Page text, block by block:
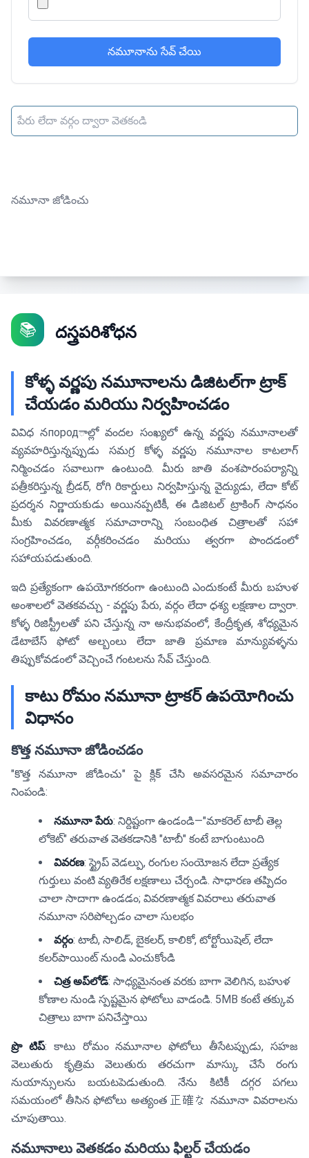
నమూనాను సేవ్ చేయి
నమూనా జోడించు
📚 దస్త్రపరిశోధన
కోళ్ళ వర్ణపు నమూనాలను డిజిటల్‌గా ట్రాక్
చేయడం మరియు నిర్వహించడం
వివిధ నпородాల్లో వందల సంఖ్యలో ఉన్న వర్ణపు నమూనాలతో
వ్యవహరిస్తున్నప్పుడు సమగ్ర కోళ్ళ వర్ణపు నమూనాల కాటలాగ్
నిర్మించడం సవాలుగా ఉంటుంది. మీరు జాతి వంశపారంపర్యాన్ని
పత్రీకరిస్తున్న బ్రీడర్, రోగి రికార్డులు నిర్వహిస్తున్న వైద్యుడు, లేదా కోట్
ప్రదర్శన నిర్ణాయకుడు అయినప్పటికీ, ఈ డిజిటల్ ట్రాకింగ్ సాధనం
మీకు వివరణాత్మక సమాచారాన్ని సంబంధిత చిత్రాలతో సహా
సంగ్రహించడం, వర్గీకరించడం మరియు త్వరగా పొందడంలో
సహాయపడుతుంది.
ఇది ప్రత్యేకంగా ఉపయోగకరంగా ఉంటుంది ఎందుకంటే మీరు బహుళ
అంశాలలో వెతకవచ్చు - వర్ణపు పేరు, వర్గం లేదా దृశ్య లక్షణాల ద్వారా.
కోళ్ళ రిజిస్ట్రీలతో పని చేస్తున్న నా అనుభవంలో, కేంద్రీకృత, శోధ్యమైన
డేటాబేస్ ఫోటో అల్బంలు లేదా జాతి ప్రమాణ మాన్యువళ్ళను
తిప్పుకోవడంలో వెచ్చించే గంటలను సేవ్ చేస్తుంది.
కాటు రోమం నమూనా ట్రాకర్ ఉపయోగించు
విధానం
కొత్త నమూనా జోడించడం
"కొత్త నమూనా జోడించు" పై క్లిక్ చేసి అవసరమైన సమాచారం
నింపండి:
నమూనా పేరు: నిర్దిష్టంగా ఉండండి—"మాకరెల్ టాబీ తెల్ల
లోకెట్" తరువాత వెతకడానికి "టాబీ" కంటే బాగుంటుంది
వివరణ: స్ట్రైప్ వెడల్పు, రంగుల సంయోజన లేదా ప్రత్యేక
గుర్తులు వంటి వ్యతిరేక లక్షణాలు చేర్చండి. సాధారణ తప్పిదం
చాలా సాదాగా ఉండడం; వివరణాత్మక వివరాలు తరువాత
నమూనా సరిపోల్చడం చాలా సులభం
వర్గం: టాబీ, సాలిడ్, బైకలర్, కాలికో, టోర్టోయిషెల్, లేదా
కలర్‌పాయింట్ నుండి ఎంచుకోండి
చిత్ర అప్‌లోడ్: సాధ్యమైనంత వరకు బాగా వెలిగిన, బహుళ
కోణాల నుండి స్పష్టమైన ఫోటోలు వాడండి. 5MB కంటే తక్కువ
చిత్రాలు బాగా పనిచేస్తాయి
ప్రొ టిప్: కాటు రోమం నమూనాల ఫోటోలు తీసేటప్పుడు, సహజ
వెలుతురు కృత్రిమ వెలుతురు తరచుగా మాస్కు చేసే రంగు
నుయాన్సులను బయటపెడుతుంది. నేను కిటికీ దగ్గర పగలు
సమయంలో తీసిన ఫోటోలు అత్యంత 正確な నమూనా వివరాలను
చూపుతాయి.
నమూనాలు వెతకడం మరియు ఫిల్టర్ చేయడం